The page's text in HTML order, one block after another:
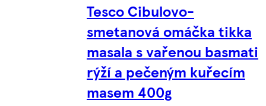
Tesco Cibulovo-
smetanová omáčka tikka
masala s vařenou basmati
rýží a pečeným kuřecím
masem 400g